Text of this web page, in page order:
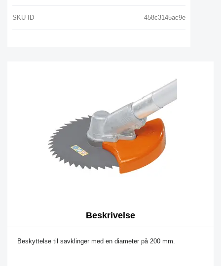
SKU ID 458c3145ac9e
Beskrivelse
Beskyttelse til savklinger med en diameter på 200 mm.